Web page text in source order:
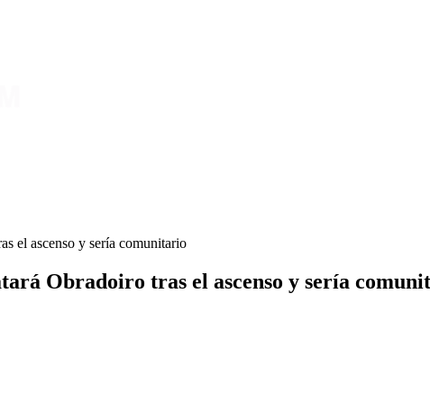
el ascenso y sería comunitario
Obradoiro tras el ascenso y sería